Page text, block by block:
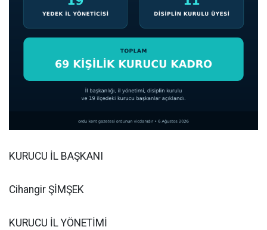
KURUCU İL BAŞKANI
Cihangir ŞİMŞEK
KURUCU İL YÖNETİMİ